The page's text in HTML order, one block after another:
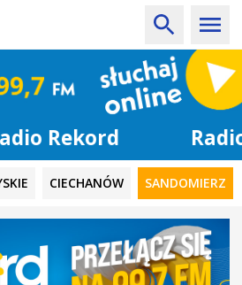
Rekord
CIECHANÓW SANDOMIERZ